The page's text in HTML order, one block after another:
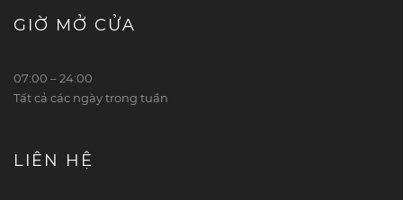
GIỜ MỞ CỬA
07:00 – 24:00
Tất cả các ngày trong tuần
LIÊN HỆ